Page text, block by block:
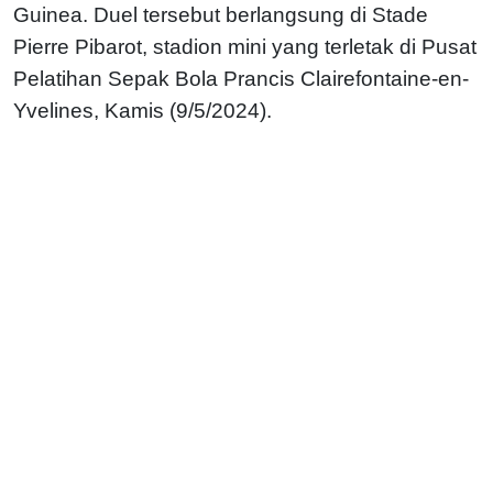
Guinea. Duel tersebut berlangsung di Stade
Pierre Pibarot, stadion mini yang terletak di Pusat
Pelatihan Sepak Bola Prancis Clairefontaine-en-
Yvelines, Kamis (9/5/2024).